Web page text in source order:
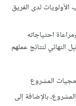
لدى الفريق
احتياجاته
النهائي لنتائج عملهم
المشروع
بالإضافة إلى